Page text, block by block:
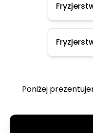
Poniżej